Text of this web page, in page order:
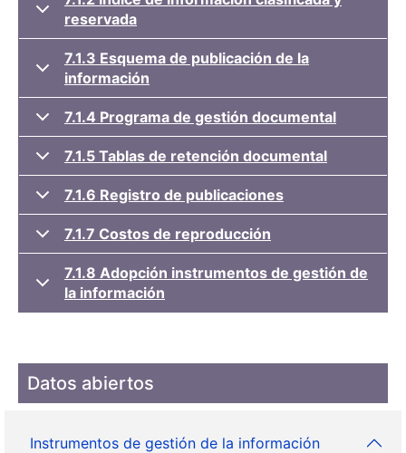
Datos abiertos
Instrumentos de gestión de la información
reservada
7.1.3 Esquema de publicación de la
información
7.1.4 Programa de gestión documental
7.1.5 Tablas de retención documental
7.1.6 Registro de publicaciones
7.1.7 Costos de reproducción
7.1.8 Adopción instrumentos de gestión de
la información